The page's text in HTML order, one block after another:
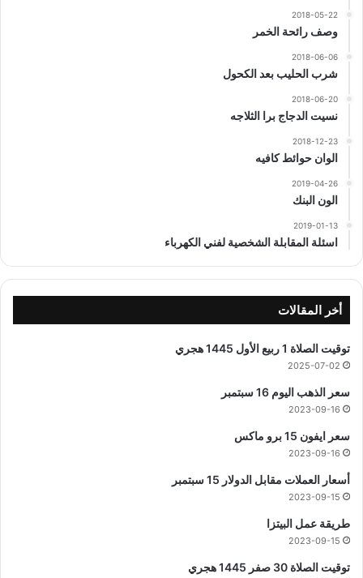
2018-05-22
وصف رائحة الخمر
2018-06-06
شرب الحليب بعد الكحول
2018-06-20
نسيت الدجاج برا الثلاجه
2018-12-23
الوان حوائط كافيه
2019-04-26
الون البنك
2019-01-13
اسئلة المقابلة الشخصية لفني الكهرباء
أخر المقالات
توقيت الصلاة 1 ربيع الأول 1445 هجري
2025-07-02
سعر الذهب اليوم 16 سبتمبر
2023-09-16
سعر ايفون 15 برو ماكس
2023-09-16
أسعار العملات مقابل الدولار 15 سبتمبر
2023-09-15
طريقة عمل البيتزا
2023-09-15
توقيت الصلاة 30 صفر 1445 هجري